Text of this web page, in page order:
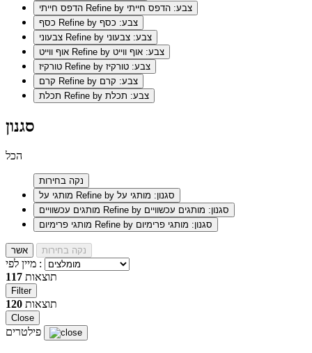
Refine by צבע: הדפס חייתי
Refine by צבע: כסף
Refine by צבע: צבעוני
Refine by צבע: אוף ווייט
Refine by צבע: טורקיז
Refine by צבע: קרם
Refine by צבע: תכלת
סגנון
הכל
נקה בחירות
Refine by סגנון: מותגי על
Refine by סגנון: מותגים עכשוויים
Refine by סגנון: מותגי פרימיום
אשר נקה בחירות
מיין לפי :
117 תוצאות
Filter
120 תוצאות
Close